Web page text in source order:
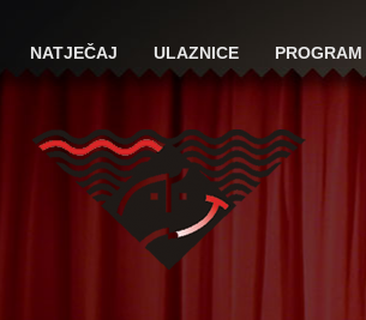
NATJEČAJ ULAZNICE PROGRAM